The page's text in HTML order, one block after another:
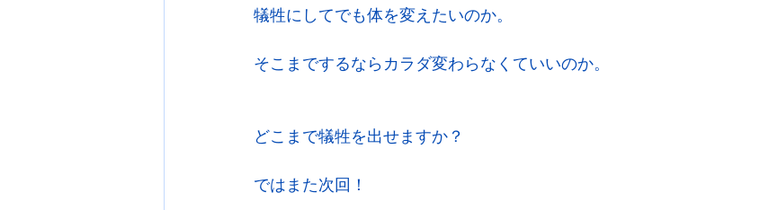
犠牲にしてでも体を変えたいのか。
そこまでするならカラダ変わらなくていいのか。
どこまで犠牲を出せますか？
ではまた次回！